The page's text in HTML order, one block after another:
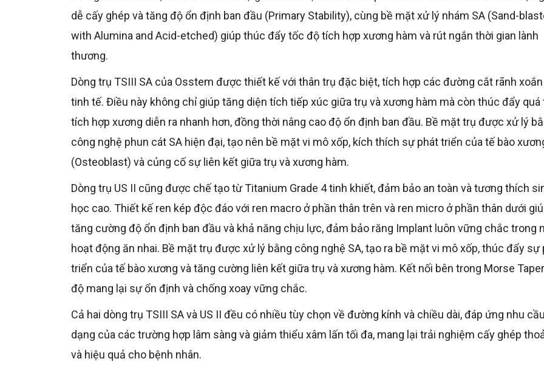
dễ cấy ghép và tăng độ ổn định ban đầu (Primary Stability), cùng bề mặt xử lý nhám SA (Sand-
with Alumina and Acid-etched) giúp thúc đẩy tốc độ tích hợp xương hàm và rút ngắn thời gian lành
thương.
Dòng trụ TSIII SA của Osstem được thiết kế với thân trụ đặc biệt, tích hợp các đường cắt rãnh xoắn ốc
tinh tế. Điều này không chỉ giúp tăng diện tích tiếp xúc giữa trụ và xương hàm mà còn thúc đẩy quá
tích hợp xương diễn ra nhanh hơn, đồng thời nâng cao độ ổn định ban đầu. Bề mặt trụ được xử lý
công nghệ phun cát SA hiện đại, tạo nên bề mặt vi mô xốp, kích thích sự phát triển của tế bào
(Osteoblast) và củng cố sự liên kết giữa trụ và xương hàm.
Dòng trụ US II cũng được chế tạo từ Titanium Grade 4 tinh khiết, đảm bảo an toàn và tương thích sinh
học cao. Thiết kế ren kép độc đáo với ren macro ở phần thân trên và ren micro ở phần thân dưới
tăng cường độ ổn định ban đầu và khả năng chịu lực, đảm bảo răng Implant luôn vững chắc trong
hoạt động ăn nhai. Bề mặt trụ được xử lý bằng công nghệ SA, tạo ra bề mặt vi mô xốp, thúc đẩy sự
triển của tế bào xương và tăng cường liên kết giữa trụ và xương hàm. Kết nối bên trong Morse
độ mang lại sự ổn định và chống xoay vững chắc.
Cả hai dòng trụ TSIII SA và US II đều có nhiều tùy chọn về đường kính và chiều dài, đáp ứng nhu cầu đa
dạng của các trường hợp lâm sàng và giảm thiểu xâm lấn tối đa, mang lại trải nghiệm cấy ghép
và hiệu quả cho bệnh nhân.